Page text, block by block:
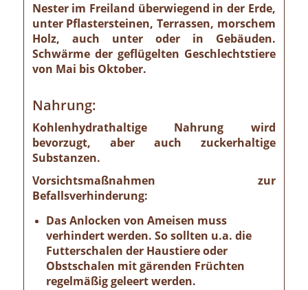
Nester im Freiland überwiegend in der Erde,
unter Pflastersteinen, Terrassen, morschem
Holz, auch unter oder in Gebäuden.
Schwärme der geflügelten Geschlechtstiere
von Mai bis Oktober.
Nahrung:
Kohlenhydrathaltige Nahrung wird
bevorzugt, aber auch zuckerhaltige
Substanzen.
Vorsichtsmaßnahmen zur
Befallsverhinderung:
Das Anlocken von Ameisen muss
verhindert werden. So sollten u.a. die
Futterschalen der Haustiere oder
Obstschalen mit gärenden Früchten
regelmäßig geleert werden.